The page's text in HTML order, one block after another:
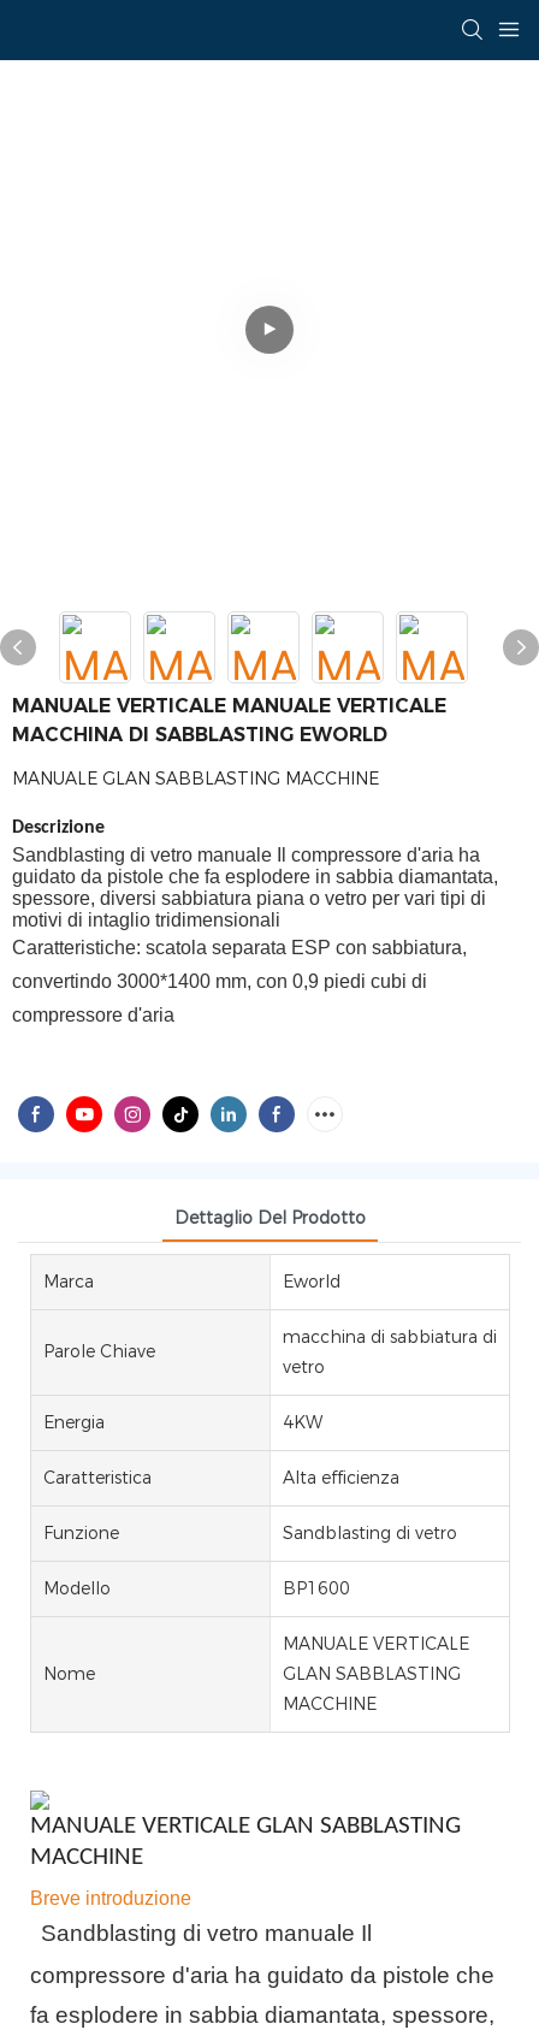
MANUALE VERTICALE MANUALE VERTICALE
MACCHINA DI SABBLASTING EWORLD
MANUALE GLAN SABBLASTING MACCHINE
Descrizione
Sandblasting di vetro manuale
Il compressore d'aria ha
guidato da pistole che fa esplodere in sabbia diamantata,
spessore, diversi sabbiatura piana o vetro per vari tipi di
motivi di intaglio tridimensionali
Caratteristiche: scatola separata ESP con sabbiatura,
convertindo 3000*1400 mm, con 0,9 piedi cubi di
compressore d'aria
Dettaglio Del Prodotto
Marca Eworld
Parole Chiave
macchina di sabbiatura di
vetro
Energia 4KW
Caratteristica Alta efficienza
Funzione Sandblasting di vetro
Modello BP1600
Nome
MANUALE VERTICALE
GLAN SABBLASTING
MACCHINE
MANUALE VERTICALE GLAN SABBLASTING
MACCHINE
Breve introduzione
Sandblasting di vetro manuale Il
compressore d'aria ha guidato da pistole che
fa esplodere in sabbia diamantata, spessore,